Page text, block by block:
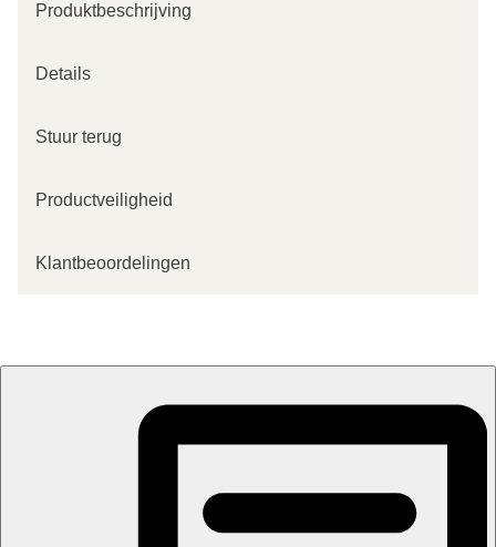
Produktbeschrijving
Details
Stuur terug
Productveiligheid
Klantbeoordelingen